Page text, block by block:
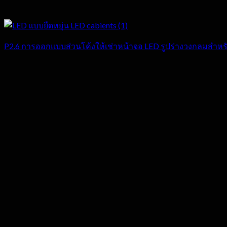
P2.6 การออกแบบส่วนโค้งให้เช่าหน้าจอ LED รูปร่างวงกลมสํา